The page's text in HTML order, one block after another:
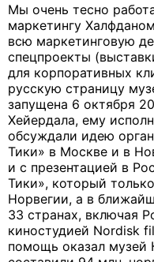
Мы очень тесно
маркетингу
всю маркетинговую
спецпроекты
для корпоративных
русскую страницу
запущена 6 октября
Хейердала, ему
обсуждали идею
Тики» в Москве и в
и с презентацией в
Тики», который
Норвегии, а в
33 странах, включая
киностудией Nordisk
помощь оказал музей